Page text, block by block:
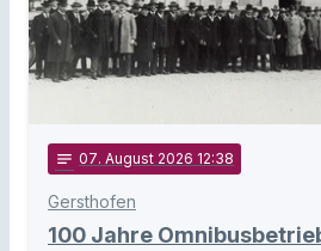
notes 07. August 2026 12:38
Gersthofen
100 Jahre